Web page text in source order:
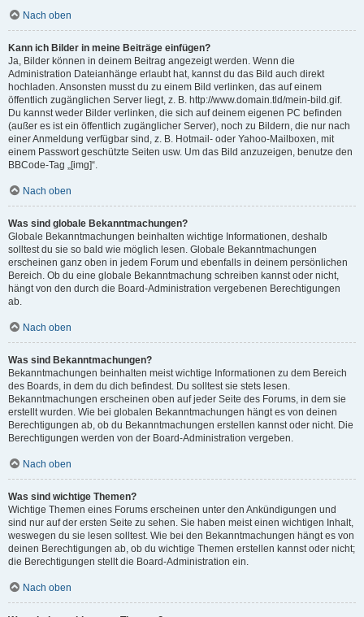
Nach oben
Kann ich Bilder in meine Beiträge einfügen?
Ja, Bilder können in deinem Beitrag angezeigt werden. Wenn die
Administration Dateianhänge erlaubt hat, kannst du das Bild auch direkt
hochladen. Ansonsten musst du zu einem Bild verlinken, das auf einem
öffentlich zugänglichen Server liegt, z. B. http://www.domain.tld/mein-bild.gif.
Du kannst weder Bilder verlinken, die sich auf deinem eigenen PC befinden
(außer es ist ein öffentlich zugänglicher Server), noch zu Bildern, die nur nach
einer Anmeldung verfügbar sind, z. B. Hotmail- oder Yahoo-Mailboxen, mit
einem Passwort geschützte Seiten usw. Um das Bild anzuzeigen, benutze den
BBCode-Tag „[img]“.
Nach oben
Was sind globale Bekanntmachungen?
Globale Bekanntmachungen beinhalten wichtige Informationen, deshalb
solltest du sie so bald wie möglich lesen. Globale Bekanntmachungen
erscheinen ganz oben in jedem Forum und ebenfalls in deinem persönlichen
Bereich. Ob du eine globale Bekanntmachung schreiben kannst oder nicht,
hängt von den durch die Board-Administration vergebenen Berechtigungen
ab.
Nach oben
Was sind Bekanntmachungen?
Bekanntmachungen beinhalten meist wichtige Informationen zu dem Bereich
des Boards, in dem du dich befindest. Du solltest sie stets lesen.
Bekanntmachungen erscheinen oben auf jeder Seite des Forums, in dem sie
erstellt wurden. Wie bei globalen Bekanntmachungen hängt es von deinen
Berechtigungen ab, ob du Bekanntmachungen erstellen kannst oder nicht. Die
Berechtigungen werden von der Board-Administration vergeben.
Nach oben
Was sind wichtige Themen?
Wichtige Themen eines Forums erscheinen unter den Ankündigungen und
sind nur auf der ersten Seite zu sehen. Sie haben meist einen wichtigen Inhalt,
weswegen du sie lesen solltest. Wie bei den Bekanntmachungen hängt es von
deinen Berechtigungen ab, ob du wichtige Themen erstellen kannst oder nicht;
die Berechtigungen stellt die Board-Administration ein.
Nach oben